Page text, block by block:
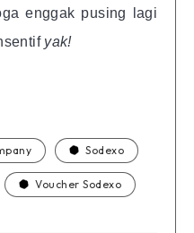
enggak pusing lagi
yak!
Sodexo
Voucher Sodexo